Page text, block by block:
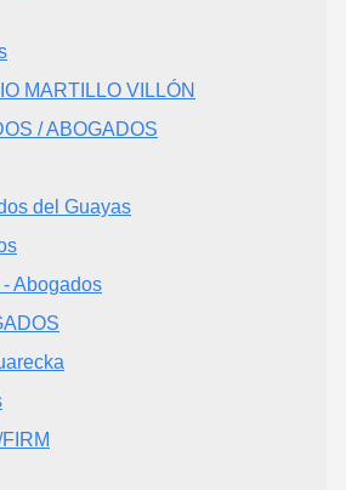
MARTILLO VILLÓN
/ ABOGADOS
del Guayas
Abogados